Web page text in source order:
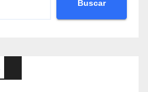
Buscar